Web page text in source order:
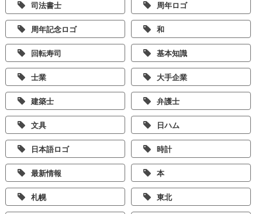
司法書士 周年ロゴ
周年記念ロゴ 和
回転寿司 基本知識
士業 大手企業
建築士 弁護士
文具 日ハム
日本語ロゴ 時計
最新情報 本
札幌 東北